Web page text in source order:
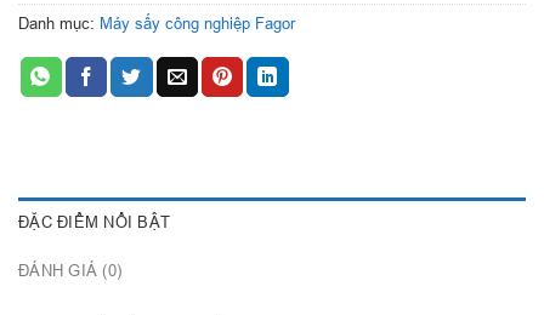
Sấy đảo chiều chống xoắn
Có hệ thống tuần hoàn hơi nóng
Vận hành bằng bộ vi xử lý cài sẵn 10 chương trình
Danh mục: Máy sấy công nghiệp Fagor
ĐẶC ĐIỂM NỔI BẬT
ĐÁNH GIÁ (0)